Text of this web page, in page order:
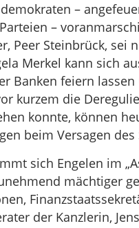
–
–
Peer Steinbrück, sei
Merkel kann sich
Banken feiern
kurzem die
konnte, können
beim Versagen
sich Engelen im
mächtiger
der Kanzlerin,